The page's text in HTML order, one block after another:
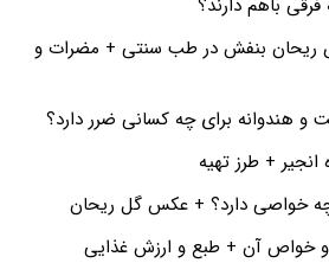
ریحان بنفش در طب سنتی + مضرات و
هندوانه برای چه کسانی ضرر دارد؟
+ طرز تهیه
خواصی دارد؟ + عکس گل ریحان
و خواص آن + طبع و ارزش غذایی